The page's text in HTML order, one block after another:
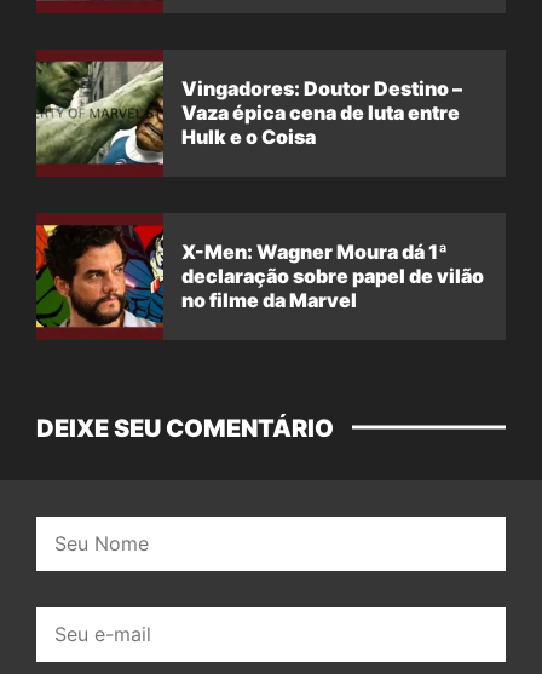
Vingadores: Doutor Destino –
Vaza épica cena de luta entre
Hulk e o Coisa
X-Men: Wagner Moura dá 1ª
declaração sobre papel de vilão
no filme da Marvel
DEIXE SEU COMENTÁRIO
mail: